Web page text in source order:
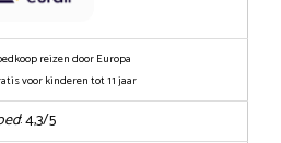
reizen door Europa
voor kinderen tot 11 jaar
: 4,3/5